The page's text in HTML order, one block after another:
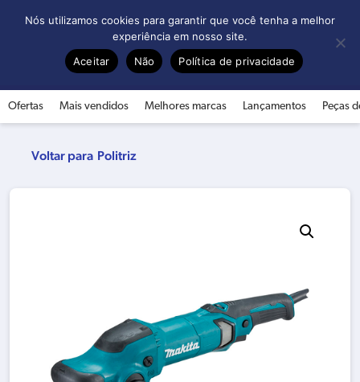
Ofertas Mais vendidos Melhores marcas Lançamentos Peças
Politriz
Nós utilizamos cookies para garantir que você tenha a melhor
experiência em nosso site.
Aceitar
Não Política de privacidade